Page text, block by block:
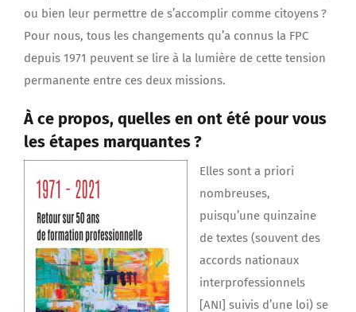
ou bien leur permettre de s’accomplir comme citoyens ?
Pour nous, tous les changements qu’a connus la FPC
depuis 1971 peuvent se lire à la lumière de cette tension
permanente entre ces deux missions.
À ce propos, quelles en ont été pour vous
les étapes marquantes ?
Elles sont a priori
nombreuses,
puisqu’une quinzaine
de textes (souvent des
accords nationaux
interprofessionnels
[ANI] suivis d’une loi) se